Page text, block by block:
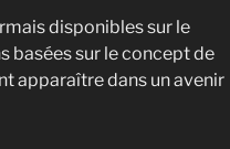
disponibles sur le
basées sur le concept de
apparaître dans un avenir